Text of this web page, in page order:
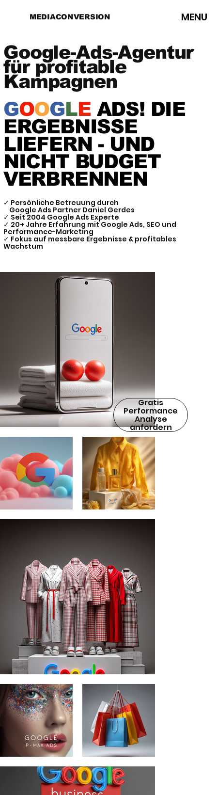
MEDIACONVERSION MENU
Gratis
Performance
Analyse
anfordern
Google-Ads-Agentur
für profitable
Kampagnen
GOOGLE ADS! DIE
ERGEBNISSE
LIEFERN - UND
NICHT BUDGET
VERBRENNEN
✓ Persönliche Betreuung durch
Google Ads Partner Daniel Gerdes
✓ Seit 2004 Google Ads Experte
✓ 20+ Jahre Erfahrung mit Google Ads, SEO und
Performance-Marketing
✓ Fokus auf messbare Ergebnisse & profitables
Wachstum